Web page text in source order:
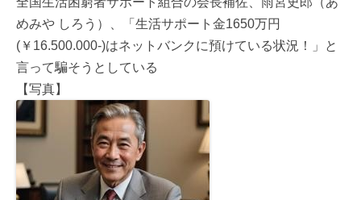
めみや しろう）、「生活サポート金1650万円
(￥16.500.000-)はネットバンクに預けている状況！」と
言って騙そうとしている
【写真】